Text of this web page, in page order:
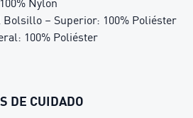
Bolsillo – Superior: 100% Poliéster
100% Poliéster
DE CUIDADO